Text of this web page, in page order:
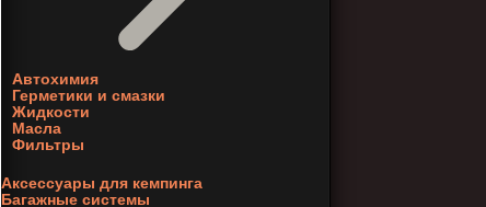
Автохимия
Герметики и смазки
Жидкости
Масла
Фильтры
Аксессуары для кемпинга
Багажные системы